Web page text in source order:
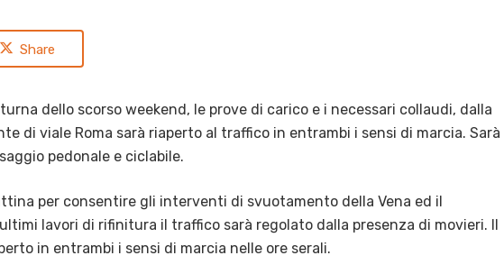
Share
dello scorso weekend, le prove di carico e i necessari collaudi, dalla
di viale Roma sarà riaperto al traffico in entrambi i sensi di marcia. Sarà
pedonale e ciclabile.
per consentire gli interventi di svuotamento della Vena ed il
lavori di rifinitura il traffico sarà regolato dalla presenza di movieri. Il
in entrambi i sensi di marcia nelle ore serali.